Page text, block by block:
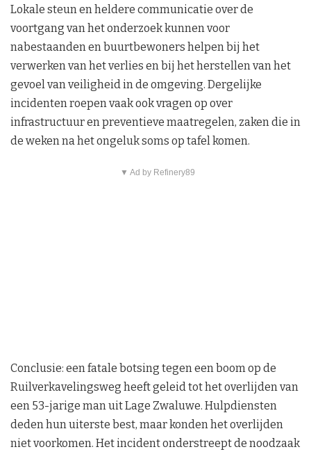
Lokale steun en heldere communicatie over de
voortgang van het onderzoek kunnen voor
nabestaanden en buurtbewoners helpen bij het
verwerken van het verlies en bij het herstellen van het
gevoel van veiligheid in de omgeving. Dergelijke
incidenten roepen vaak ook vragen op over
infrastructuur en preventieve maatregelen, zaken die in
de weken na het ongeluk soms op tafel komen.
▼ Ad by Refinery89
Conclusie: een fatale botsing tegen een boom op de
Ruilverkavelingsweg heeft geleid tot het overlijden van
een 53-jarige man uit Lage Zwaluwe. Hulpdiensten
deden hun uiterste best, maar konden het overlijden
niet voorkomen. Het incident onderstreept de noodzaak